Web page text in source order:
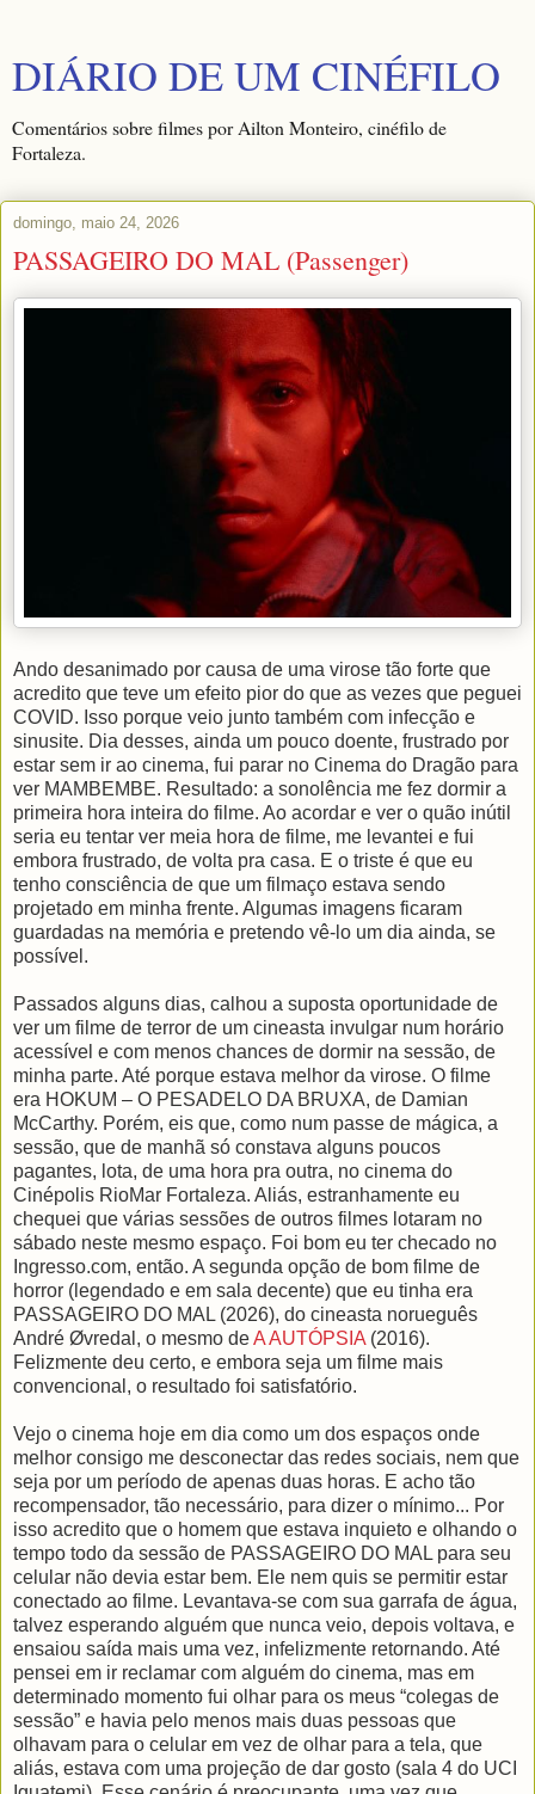
DIÁRIO DE UM CINÉFILO
Comentários sobre filmes por Ailton Monteiro, cinéfilo de
Fortaleza.
domingo, maio 24, 2026
PASSAGEIRO DO MAL (Passenger)
Ando desanimado por causa de uma virose tão forte que
acredito que teve um efeito pior do que as vezes que peguei
COVID. Isso porque veio junto também com infecção e
sinusite. Dia desses, ainda um pouco doente, frustrado por
estar sem ir ao cinema, fui parar no Cinema do Dragão para
ver MAMBEMBE. Resultado: a sonolência me fez dormir a
primeira hora inteira do filme. Ao acordar e ver o quão inútil
seria eu tentar ver meia hora de filme, me levantei e fui
embora frustrado, de volta pra casa. E o triste é que eu
tenho consciência de que um filmaço estava sendo
projetado em minha frente. Algumas imagens ficaram
guardadas na memória e pretendo vê-lo um dia ainda, se
possível.
Passados alguns dias, calhou a suposta oportunidade de
ver um filme de terror de um cineasta invulgar num horário
acessível e com menos chances de dormir na sessão, de
minha parte. Até porque estava melhor da virose. O filme
era HOKUM – O PESADELO DA BRUXA, de Damian
McCarthy. Porém, eis que, como num passe de mágica, a
sessão, que de manhã só constava alguns poucos
pagantes, lota, de uma hora pra outra, no cinema do
Cinépolis RioMar Fortaleza. Aliás, estranhamente eu
chequei que várias sessões de outros filmes lotaram no
sábado neste mesmo espaço. Foi bom eu ter checado no
Ingresso.com, então. A segunda opção de bom filme de
horror (legendado e em sala decente) que eu tinha era
PASSAGEIRO DO MAL (2026), do cineasta norueguês
André Øvredal, o mesmo deA AUTÓPSIA (2016).
Felizmente deu certo, e embora seja um filme mais
convencional, o resultado foi satisfatório.
Vejo o cinema hoje em dia como um dos espaços onde
melhor consigo me desconectar das redes sociais, nem que
seja por um período de apenas duas horas. E acho tão
recompensador, tão necessário, para dizer o mínimo... Por
isso acredito que o homem que estava inquieto e olhando o
tempo todo da sessão de PASSAGEIRO DO MAL para seu
celular não devia estar bem. Ele nem quis se permitir estar
conectado ao filme. Levantava-se com sua garrafa de água,
talvez esperando alguém que nunca veio, depois voltava, e
ensaiou saída mais uma vez, infelizmente retornando. Até
pensei em ir reclamar com alguém do cinema, mas em
determinado momento fui olhar para os meus “colegas de
sessão” e havia pelo menos mais duas pessoas que
olhavam para o celular em vez de olhar para a tela, que
aliás, estava com uma projeção de dar gosto (sala 4 do UCI